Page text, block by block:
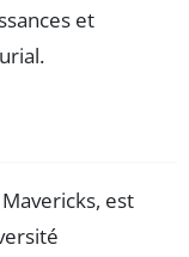
et
est